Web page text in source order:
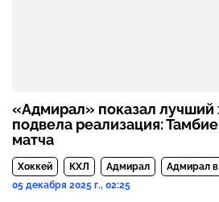
«Адмирал» показал лучший
подвела реализация:
матча
Хоккей КХЛ Адмирал
Адмирал
05 декабря 2025 г., 02:25